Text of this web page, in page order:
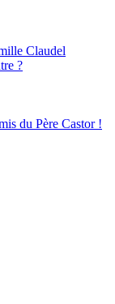
Claudel
?
du Père Castor !